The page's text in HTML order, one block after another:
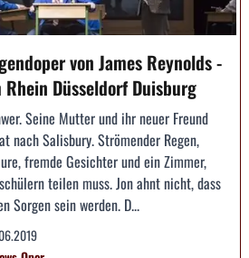
von James Reynolds -
Rhein Düsseldorf Duisburg
Seine Mutter und ihr neuer Freund
nach Salisbury. Strömender Regen,
fremde Gesichter und ein Zimmer,
teilen muss. Jon ahnt nicht, dass
Sorgen sein werden. D...